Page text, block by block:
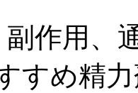
作用、
すめ精